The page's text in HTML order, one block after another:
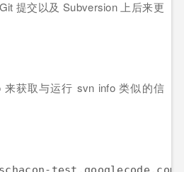
提交以及 Subversion 上后来更
获取与运行 svn info 类似的信